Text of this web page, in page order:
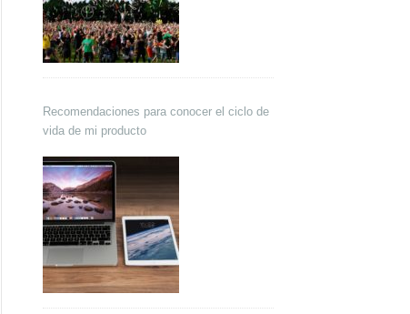
Recomendaciones para conocer el ciclo de
vida de mi producto